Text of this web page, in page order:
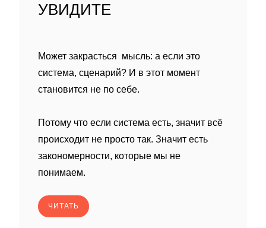
УВИДИТЕ
Может закрасться мысль: а если это
система, сценарий? И в этот момент
становится не по себе.
Потому что если система есть, значит всё
происходит не просто так. Значит есть
закономерности, которые мы не
понимаем.
ЧИТАТЬ